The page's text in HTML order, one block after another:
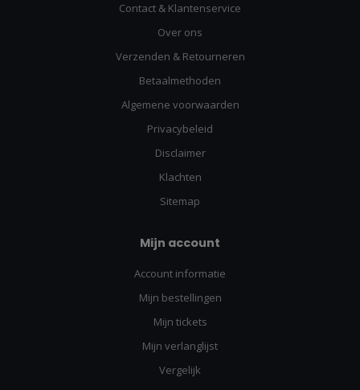
Contact & Klantenservice
Over ons
Verzenden & Retourneren
Betaalmethoden
Algemene voorwaarden
Privacybeleid
Disclaimer
Klachten
Sitemap
Mijn account
Account informatie
Mijn bestellingen
Mijn tickets
Mijn verlanglijst
Vergelijk